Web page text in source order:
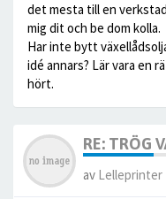
det mesta till en
mig dit och be dom kolla.
Har inte bytt
idé annars? Lär vara en
hört.
RE: TRÖG
av Lelleprinter